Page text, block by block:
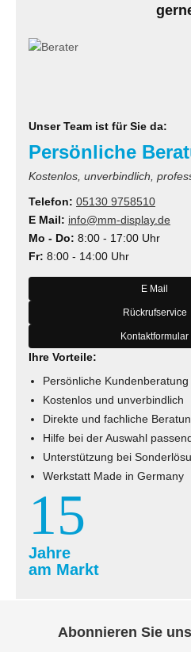
Unser Team ist für Sie da:
Persönliche
Kostenlos, unverbindlich,
Telefon: 05130 9758510
E Mail: info@mm-display.de
Mo - Do: 8:00 - 17:00 Uhr
Fr: 8:00 - 14:00 Uhr
E Mail
Rückrufservice
Kontaktformular
Ihre Vorteile:
Persönliche Kundenberatung
Kostenlos und unverbindlich
Direkte und fachliche
Hilfe bei der Auswahl
Unterstützung bei
Werkstatt Made in Germany
15
Jahre
am Markt
Abonnieren Sie